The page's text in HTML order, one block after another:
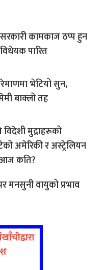
सरकारी कामकाज ठप्प हुन
पारित
भेटियो सुन,
बाक्लो तह
मुद्राहरूको
अमेरिकी र अस्ट्रेलियन
कति?
वायुको प्रभाव